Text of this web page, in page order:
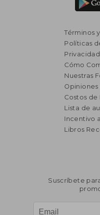
$
Términos
Políticas
Cómo
Nuestras
Costos de
Lista de
Incentivo
Libros
Suscríbete